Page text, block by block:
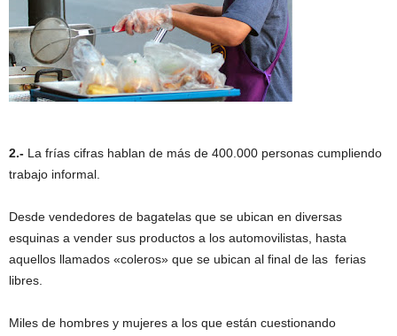
2.- La frías cifras hablan de más de 400.000 personas cumpliendo
trabajo informal.
Desde vendedores de bagatelas que se ubican en diversas
esquinas a vender sus productos a los automovilistas, hasta
aquellos llamados «coleros» que se ubican al final de las ferias
libres.
Miles de hombres y mujeres a los que están cuestionando